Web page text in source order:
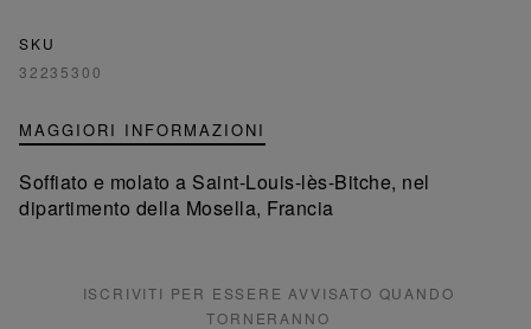
SKU
32235300
MAGGIORI INFORMAZIONI
Soffiato e molato a Saint-Louis-lès-Bitche, nel
dipartimento della Mosella, Francia
ISCRIVITI PER ESSERE AVVISATO QUANDO
TORNERANNO